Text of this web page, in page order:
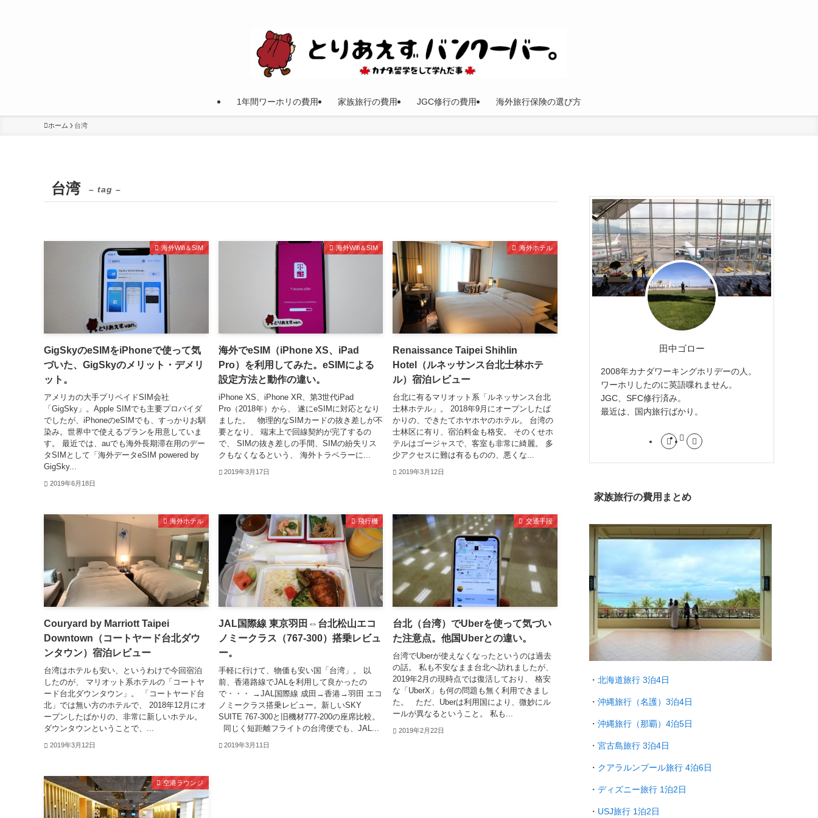
1年間ワーホリの費用 家族旅行の費用 JGC修行の費用 海外旅行保険の選び方
ホーム 台湾
台湾 – tag –
海外Wifi＆SIM
GigSkyのeSIMをiPhoneで使って気
づいた、GigSkyのメリット・デメリ
ット。
アメリカの大手プリペイドSIM会社
「GigSky」。Apple SIMでも主要プロバイダ
でしたが、iPhoneのeSIMでも、すっかりお馴
染み。世界中で使えるプランを用意していま
す。 最近では、auでも海外長期滞在用のデー
タSIMとして「海外データeSIM powered by
GigSky...
2019年6月18日
海外Wifi＆SIM
海外でeSIM（iPhone XS、iPad
Pro）を利用してみた。eSIMによる
設定方法と動作の違い。
iPhone XS、iPhone XR、第3世代iPad
Pro（2018年）から、 遂にeSIMに対応となり
ました。 物理的なSIMカードの抜き差しが不
要となり、 端末上で回線契約が完了するの
で、 SIMの抜き差しの手間、SIMの紛失リス
クもなくなるという、 海外トラベラーに...
2019年3月17日
海外ホテル
Renaissance Taipei Shihlin
Hotel（ルネッサンス台北士林ホテ
ル）宿泊レビュー
台北に有るマリオット系「ルネッサンス台北
士林ホテル」。 2018年9月にオープンしたば
かりの、できたてホヤホヤのホテル。 台湾の
士林区に有り、宿泊料金も格安。 そのくせホ
テルはゴージャスで、客室も非常に綺麗。 多
少アクセスに難は有るものの、悪くな...
2019年3月12日
海外ホテル
Couryard by Marriott Taipei
Downtown（コートヤード台北ダウ
ンタウン）宿泊レビュー
台湾はホテルも安い、というわけで今回宿泊
したのが、 マリオット系ホテルの「コートヤ
ード台北ダウンタウン」。 「コートヤード台
北」では無い方のホテルで、 2018年12月にオ
ープンしたばかりの、非常に新しいホテル。
ダウンタウンということで、...
2019年3月12日
飛行機
JAL国際線 東京羽田⇔台北松山エコ
ノミークラス（767-300）搭乗レビュ
ー。
手軽に行けて、物価も安い国「台湾」。 以
前、香港路線でJALを利用して良かったの
で・・・ →JAL国際線 成田→香港→羽田 エコ
ノミークラス搭乗レビュー。新しいSKY
SUITE 767-300と旧機材777-200の座席比較。
同じく短距離フライトの台湾便でも、JAL...
2019年3月11日
交通手段
台北（台湾）でUberを使って気づい
た注意点。他国Uberとの違い。
台湾でUberが使えなくなったというのは過去
の話。 私も不安なまま台北へ訪れましたが、
2019年2月の現時点では復活しており、 格安
な「UberX」も何の問題も無く利用できまし
た。 ただ、Uberは利用国により、微妙にル
ールが異なるということ。 私も...
2019年2月22日
空港ラウンジ
田中ゴロー
2008年カナダワーキングホリデーの人。
ワーホリしたのに英語喋れません。
JGC、SFC修行済み。
最近は、国内旅行ばかり。
家族旅行の費用まとめ
・ 北海道旅行 3泊4日
・ 沖縄旅行（名護）3泊4日
・ 沖縄旅行（那覇）4泊5日
・ 宮古島旅行 3泊4日
・ クアラルンプール旅行 4泊6日
・ ディズニー旅行 1泊2日
・ USJ旅行 1泊2日